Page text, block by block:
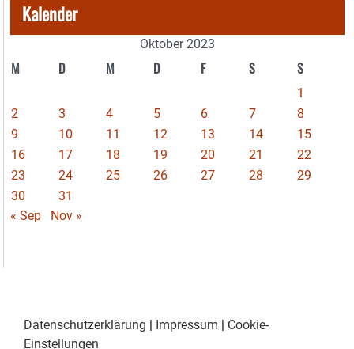
Kalender
Oktober 2023
M D M D F S S
1
2
3 4 5 6 7
8
9
10 11 12 13 14
15
16
17 18 19 20 21
22
23
24 25 26 27 28
29
30
31
« Sep
Nov »
Datenschutzerklärung Impressum
Cookie-
Einstellungen